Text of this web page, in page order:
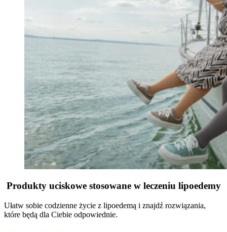
Produkty uciskowe stosowane w leczeniu lipoedemy
Ułatw sobie codzienne życie z lipoedemą i znajdź rozwiązania,
które będą dla Ciebie odpowiednie.